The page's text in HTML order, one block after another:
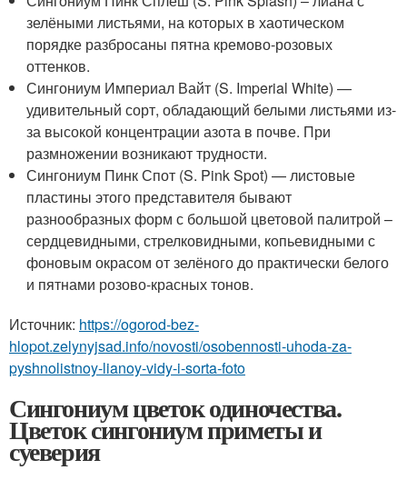
зелёными листьями, на которых в хаотическом
порядке разбросаны пятна кремово-розовых
оттенков.
Сингониум Империал Вайт (S. Imperial White) —
удивительный сорт, обладающий белыми листьями из-
за высокой концентрации азота в почве. При
размножении возникают трудности.
Сингониум Пинк Спот (S. Pink Spot) — листовые
пластины этого представителя бывают
разнообразных форм с большой цветовой палитрой –
сердцевидными, стрелковидными, копьевидными с
фоновым окрасом от зелёного до практически белого
и пятнами розово-красных тонов.
Источник: https://ogorod-bez-
hlopot.zelynyjsad.info/novosti/osobennosti-uhoda-za-
pyshnolistnoy-lianoy-vidy-i-sorta-foto
Сингониум цветок одиночества.
Цветок сингониум приметы и
суеверия